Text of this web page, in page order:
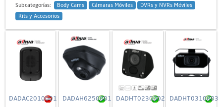
Subcategorías: Body Cams Cámaras Móviles
DVRs y NVRs Móviles
Kits y Accesorios
DADAC2010001
DADAH6250001
DADHT0230002
DADHT0310003